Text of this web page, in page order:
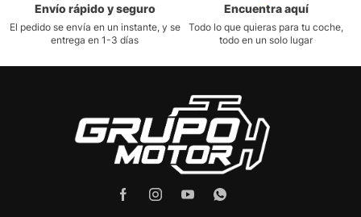
Envío rápido y seguro
El pedido se envía en un instante, y se
entrega en 1-3 días
Encuentra aquí
Todo lo que quieras para tu coche,
todo en un solo lugar